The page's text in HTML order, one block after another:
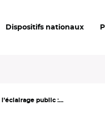
Dispositifs nationaux
public :...